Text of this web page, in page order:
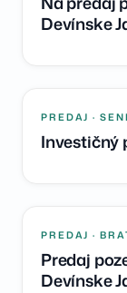
Devínske
PREDAJ ·
Investičný
PREDAJ ·
Predaj
Devínske